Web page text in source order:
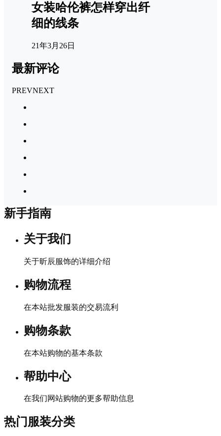
女装哈伦裤怎样穿出纤
细的线条
21年3月26日
最新评论
PREVNEXT
新手指南
关于我们
关于昕辰服饰的详细介绍
购物流程
在本站批发服装的交易流利
购物条款
在本站购物的基本条款
帮助中心
在我们网站购物的更多帮助信息
热门服装分类